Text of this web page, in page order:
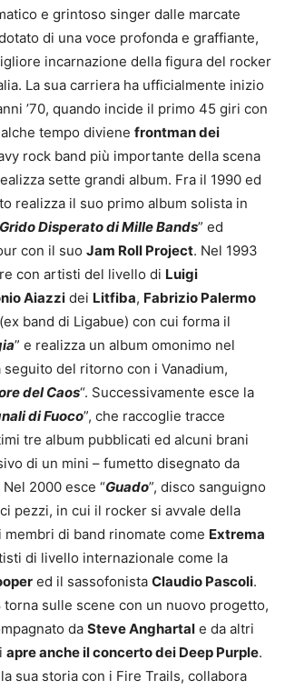
e grintoso singer dalle marcate
di una voce profonda e graffiante,
incarnazione della figura del rocker
La sua carriera ha ufficialmente inizio
’70, quando incide il primo 45 giri con
tempo diviene frontman dei
rock band più importante della scena
sette grandi album. Fra il 1990 ed
realizza il suo primo album solista in
Disperato di Mille Bands” ed
con il suo Jam Roll Project. Nel 1993
con artisti del livello di Luigi
Aiazzi dei Litfiba, Fabrizio Palermo
(ex band di Ligabue) con cui forma il
” e realizza un album omonimo nel
seguito del ritorno con i Vanadium,
del Caos“. Successivamente esce la
di Fuoco”, che raccoglie tracce
tre album pubblicati ed alcuni brani
di un mini – fumetto disegnato da
2000 esce “Guado”, disco sanguigno
pezzi, in cui il rocker si avvale della
di band rinomate come Extrema
di livello internazionale come la
ed il sassofonista Claudio Pascoli.
torna sulle scene con un nuovo progetto,
da Steve Anghartal e da altri
apre anche il concerto dei Deep Purple.
sua storia con i Fire Trails, collabora